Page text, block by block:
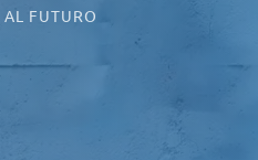
FUTURO